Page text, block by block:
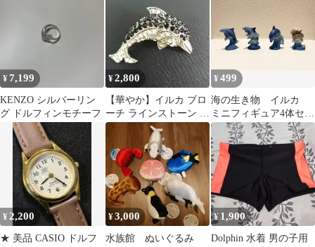
¥ 7,199
KENZO シルバーリン
グ ドルフィンモチーフ
¥2,800
【華やか】イルカ ブロ
ーチ ラインストーン パ
ヴェ シルバーカラー
¥499
海の生き物 イルカ
ミニフィギュア4体セッ
ト
¥ 2,200
★ 美品 CASIO ドルフ
¥3,000
水族館 ぬいぐるみ
¥ 1,900
Dolphin 水着 男の子用